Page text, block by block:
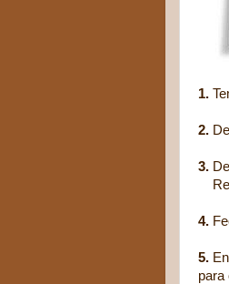
1.
2.
3.
4.
5.
para